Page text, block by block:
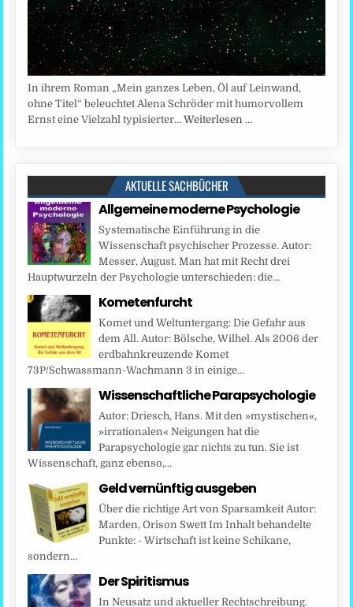
In ihrem Roman „Mein ganzes Leben, Öl auf Leinwand,
ohne Titel“ beleuchtet Alena Schröder mit humorvollem
Ernst eine Vielzahl typisierter…Weiterlesen …
AKTUELLE SACHBÜCHER
Allgemeine moderne Psychologie
Systematische Einführung in die
Wissenschaft psychischer Prozesse. Autor:
Messer, August. Man hat mit Recht drei
Hauptwurzeln der Psychologie unterschieden: die...
Kometenfurcht
Komet und Weltuntergang: Die Gefahr aus
dem All. Autor: Bölsche, Wilhel. Als 2006 der
erdbahnkreuzende Komet
73P/Schwassmann-Wachmann 3 in einige...
Wissenschaftliche Parapsychologie
Autor: Driesch, Hans. Mit den »mystischen«,
»irrationalen« Neigungen hat die
Parapsychologie gar nichts zu tun. Sie ist
Wissenschaft, ganz ebenso,...
Geld vernünftig ausgeben
Über die richtige Art von Sparsamkeit Autor:
Marden, Orison Swett Im Inhalt behandelte
Punkte: - Wirtschaft ist keine Schikane,
sondern...
Der Spiritismus
In Neusatz und aktueller Rechtschreibung.